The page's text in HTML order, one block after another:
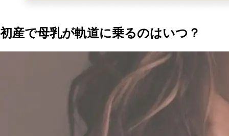
初産で母乳が軌道に乗るのはいつ？